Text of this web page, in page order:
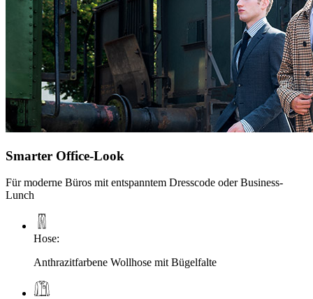
Smarter Office-Look
Für moderne Büros mit entspanntem Dresscode oder Business-
Lunch
Hose:
Anthrazitfarbene Wollhose mit Bügelfalte